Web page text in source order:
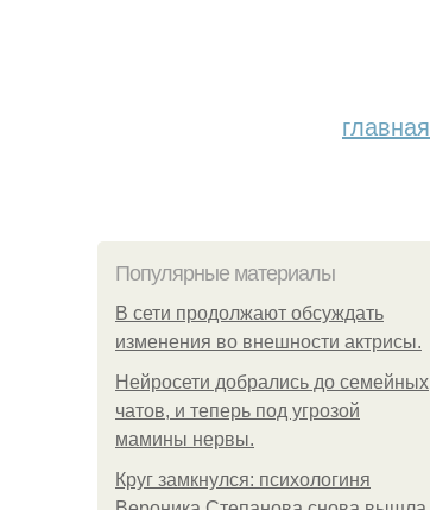
главная
Популярные материалы
В сети продолжают обсуждать
изменения во внешности актрисы.
Нейросети добрались до семейных
чатов, и теперь под угрозой
мамины нервы.
Круг замкнулся: психологиня